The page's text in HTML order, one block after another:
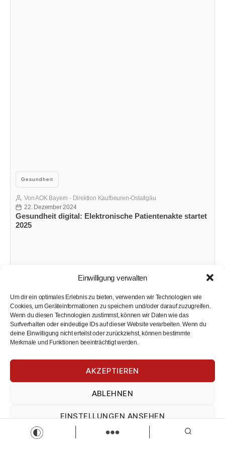
Einwilligung verwalten
Um dir ein optimales Erlebnis zu bieten, verwenden wir Technologien wie
Cookies, um Geräteinformationen zu speichern und/oder darauf zuzugreifen.
Wenn du diesen Technologien zustimmst, können wir Daten wie das
Surfverhalten oder eindeutige IDs auf dieser Website verarbeiten. Wenn du
deine Einwilligung nicht erteilst oder zurückziehst, können bestimmte
Merkmale und Funktionen beeinträchtigt werden.
AKZEPTIEREN
ABLEHNEN
EINSTELLUNGEN ANSEHEN
Impressum Impressum
Kategorien
Gesundheit
Gesundheit digital: Elektronische Patientenakte startet
2025
Beitragsautor
VonAOK Bayern - Direktion Kaufbeuren-Ostallgäu
Veröffentlichungsdatum
22. Dezember 2024